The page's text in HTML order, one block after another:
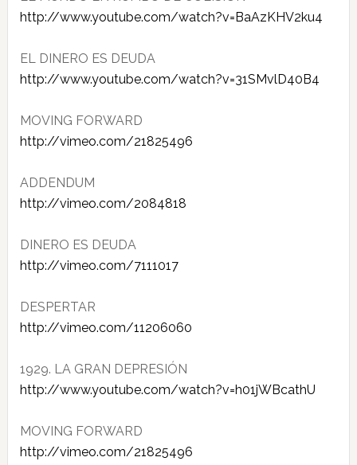
http://www.youtube.com/watch?v​=BaAzKHV2ku4
EL DINERO ES DEUDA
http://www.youtube.com/watch?v​=31SMvlD40B4
MOVING FORWARD
http://vimeo.com/21825496
ADDENDUM
http://vimeo.com/2084818
DINERO ES DEUDA
http://vimeo.com/7111017
DESPERTAR
http://vimeo.com/11206060
1929. LA GRAN DEPRESIÓN
http://www.youtube.com/watch?v​=h01jWBcathU
MOVING FORWARD
http://vimeo.com/21825496